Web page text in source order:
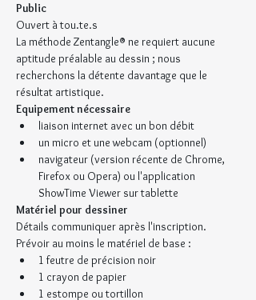
Public
Ouvert à tou.te.s
La méthode Zentangle® ne requiert aucune
aptitude préalable au dessin ; nous
recherchons la détente davantage que le
résultat artistique.
Equipement nécessaire
liaison internet avec un bon débit
un micro et une webcam (optionnel)
navigateur (version récente de Chrome,
Firefox ou Opera) ou l'application
ShowTime Viewer sur tablette
Matériel pour dessiner
Détails communiquer après l'inscription.
Prévoir au moins le matériel de base :
1 feutre de précision noir
1 crayon de papier
1 estompe ou tortillon